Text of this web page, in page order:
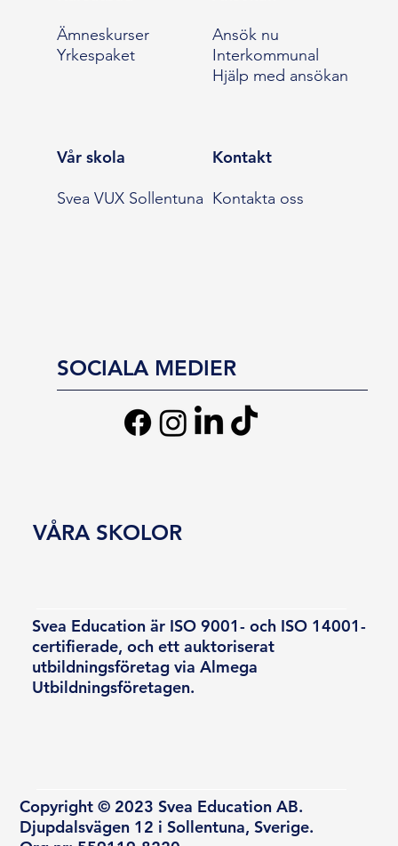
Ämneskurser
Yrkespaket
Ansök nu
Interkommunal
Hjälp med ansökan
Vår skola
Svea VUX Sollentuna
Kontakt
Kontakta oss
SOCIALA MEDIER
Svea Education är ISO 9001- och ISO 14001-
certifierade, och ett auktoriserat
utbildningsföretag via Almega
Utbildningsföretagen.
Copyright © 2023 Svea Education AB.
Djupdalsvägen 12 i Sollentuna, Sverige.
VÅRA SKOLOR